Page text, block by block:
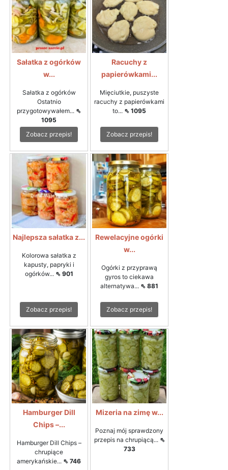
Sałatka z ogórków
w...
Sałatka z ogórków
Ostatnio
przygotowywałem... ⇖
1095
Zobacz przepis!
Racuchy z
papierówkami...
Mięciutkie, puszyste
racuchy z papierówkami
to... ⇖ 1095
Zobacz przepis!
Najlepsza sałatka z...
Kolorowa sałatka z
kapusty, papryki i
ogórków... ⇖ 901
Zobacz przepis!
Rewelacyjne ogórki
w...
Ogórki z przyprawą
gyros to ciekawa
alternatywa... ⇖ 881
Zobacz przepis!
Hamburger Dill
Chips –...
Hamburger Dill Chips –
chrupiące
amerykańskie... ⇖ 746
Mizeria na zimę w...
Poznaj mój sprawdzony
przepis na chrupiącą... ⇖
733